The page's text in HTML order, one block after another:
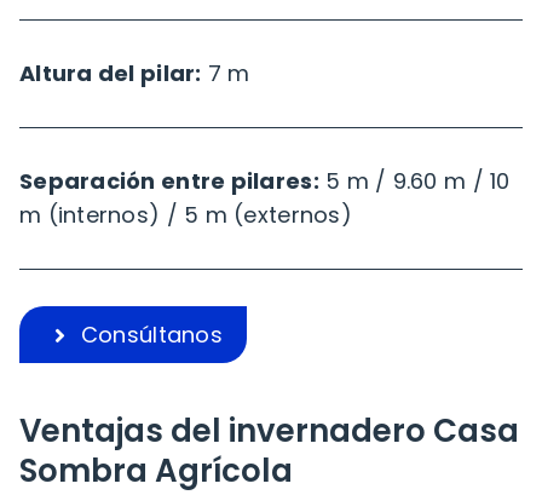
Altura del pilar: 7 m
Separación entre pilares: 5 m / 9.60 m / 10
m (internos) / 5 m (externos)
Consúltanos
Ventajas del invernadero Casa
Sombra Agrícola